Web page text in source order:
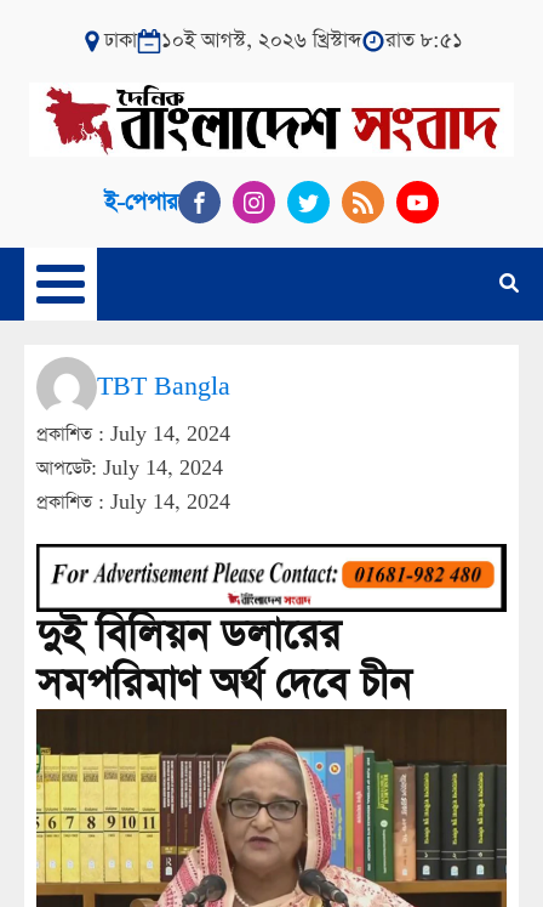
ঢাকা ১০ই আগস্ট, ২০২৬ খ্রিস্টাব্দ রাত ৮:৫১
ই-পেপার
TBT Bangla
প্রকাশিত : July 14, 2024
আপডেট: July 14, 2024
প্রকাশিত : July 14, 2024
দুই বিলিয়ন ডলারের
সমপরিমাণ অর্থ দেবে চীন